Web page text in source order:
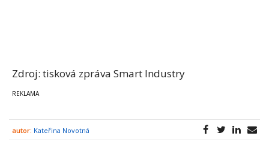
Zdroj: tisková zpráva Smart Industry
autor: Kateřina Novotná